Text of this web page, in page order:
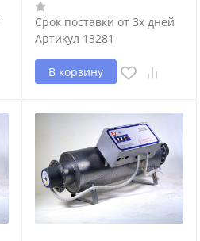
Срок поставки от 3х дней
Артикул 13281
В корзину